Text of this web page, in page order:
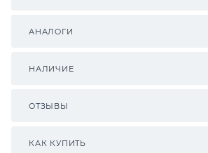
АНАЛОГИ
НАЛИЧИЕ
ОТЗЫВЫ
КАК КУПИТЬ